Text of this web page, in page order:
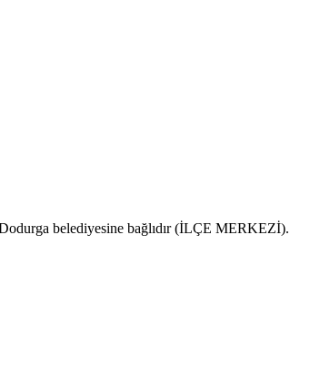
belediyesine bağlıdır (İLÇE MERKEZİ).